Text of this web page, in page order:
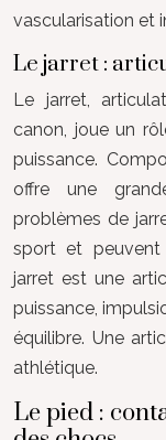
vascularisation et
Le jarret :
Le jarret,
canon, joue un
puissance.
offre une
problèmes de
sport et peuvent
jarret est une
puissance,
équilibre. Une
athlétique.
Le pied :